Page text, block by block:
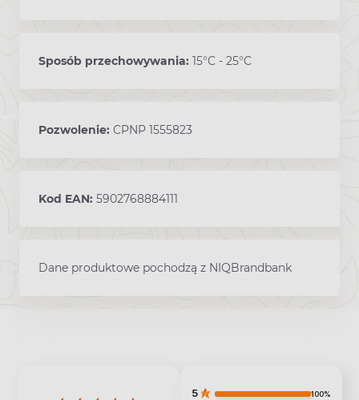
Sposób przechowywania: 15°C - 25°C
Pozwolenie: CPNP 1555823
Kod EAN: 5902768884111
Dane produktowe pochodzą z NIQBrandbank
5 100%